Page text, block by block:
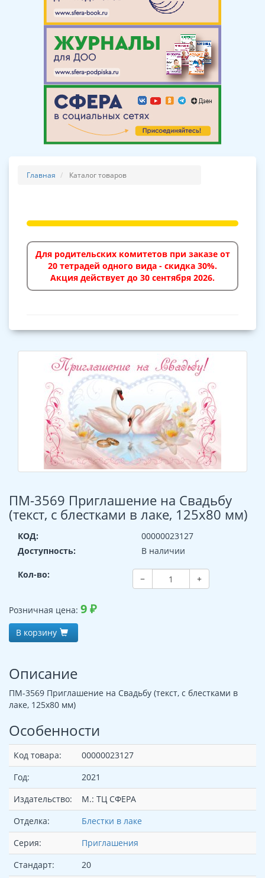
Главная Каталог товаров
Для родительских комитетов при заказе от
20 тетрадей одного вида - скидка 30%.
Акция действует до 30 сентября 2026.
ПМ-3569 Приглашение на Свадьбу
(текст, с блестками в лаке, 125х80 мм)
КОД:
00000023127
Доступность:
В наличии
Кол-во: − +
Розничная цена: 9₽
В корзину
Описание
ПМ-3569 Приглашение на Свадьбу (текст, с блестками в
лаке, 125х80 мм)
Особенности
Код товара:
00000023127
Год:
2021
Издательство:
М.: ТЦ СФЕРА
Отделка:
Блестки в лаке
Серия:
Приглашения
Стандарт:
20